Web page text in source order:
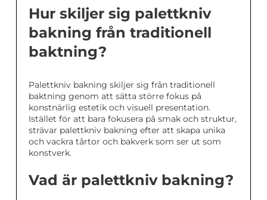
Hur skiljer sig palettkniv
bakning från traditionell
baktning?
Palettkniv bakning skiljer sig från traditionell
baktning genom att sätta större fokus på
konstnärlig estetik och visuell presentation.
Istället för att bara fokusera på smak och struktur,
strävar palettkniv bakning efter att skapa unika
och vackra tårtor och bakverk som ser ut som
konstverk.
Vad är palettkniv bakning?